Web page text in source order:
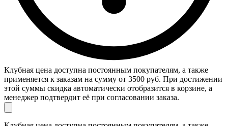
Клубная цена доступна постоянным покупателям, а также
применяется к заказам на сумму от 3500 руб. При достижении
этой суммы скидка автоматически отобразится в корзине, а
менеджер подтвердит её при согласовании заказа.